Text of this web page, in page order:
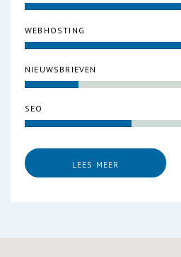
WEBHOSTING
NIEUWSBRIEVEN
SEO
LEES MEER